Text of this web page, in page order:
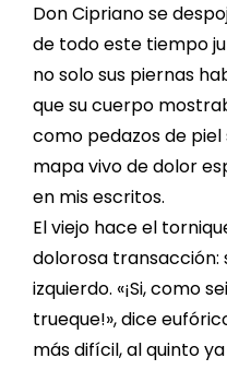
Don Cipriano se
de todo este tiempo
no solo sus piernas
que su cuerpo
como pedazos de piel
mapa vivo de dolor
en mis escritos.
El viejo hace el
dolorosa transacción:
izquierdo. «¡Si, como
trueque!», dice
más difícil, al quinto